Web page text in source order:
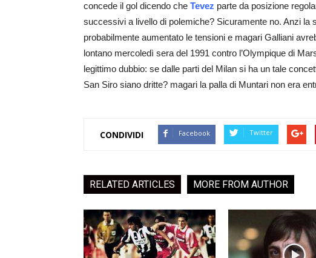
concede il gol dicendo che Tevez parte da posizione
successivi a livello di polemiche? Sicuramente no. Anzi
probabilmente aumentato le tensioni e magari Galliani
lontano mercoledì sera del 1991 contro l’Olympique di
legittimo dubbio: se dalle parti del Milan si ha un tale
San Siro siano dritte? magari la palla di Muntari non era
CONDIVIDI Facebook Twitter
RELATED ARTICLES MORE FROM AUTHOR